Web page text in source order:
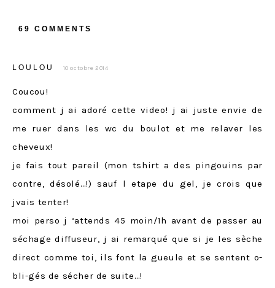
69 COMMENTS
LOULOU 10 octobre 2014
Coucou!
comment j ai adoré cette video! j ai juste envie de
me ruer dans les wc du boulot et me relaver les
cheveux!
je fais tout pareil (mon tshirt a des pingouins par
contre, désolé…!) sauf l etape du gel, je crois que
jvais tenter!
moi perso j ‘attends 45 moin/1h avant de passer au
séchage diffuseur, j ai remarqué que si je les sèche
direct comme toi, ils font la gueule et se sentent o-
bli-gés de sécher de suite…!